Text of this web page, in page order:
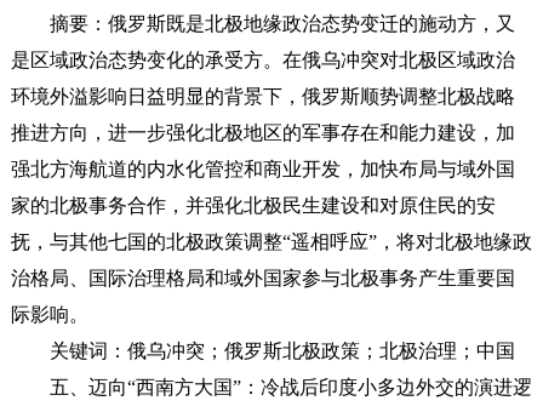
摘要：俄罗斯既是北极地缘政治态势变迁的施动方，又
是区域政治态势变化的承受方。在俄乌冲突对北极区域政治
环境外溢影响日益明显的背景下，俄罗斯顺势调整北极战略
推进方向，进一步强化北极地区的军事存在和能力建设，加
强北方海航道的内水化管控和商业开发，加快布局与域外国
家的北极事务合作，并强化北极民生建设和对原住民的安
抚，与其他七国的北极政策调整“遥相呼应”，将对北极地缘政
治格局、国际治理格局和域外国家参与北极事务产生重要国
际影响。
关键词：俄乌冲突；俄罗斯北极政策；北极治理；中国
五、迈向“西南方大国”：冷战后印度小多边外交的演进逻